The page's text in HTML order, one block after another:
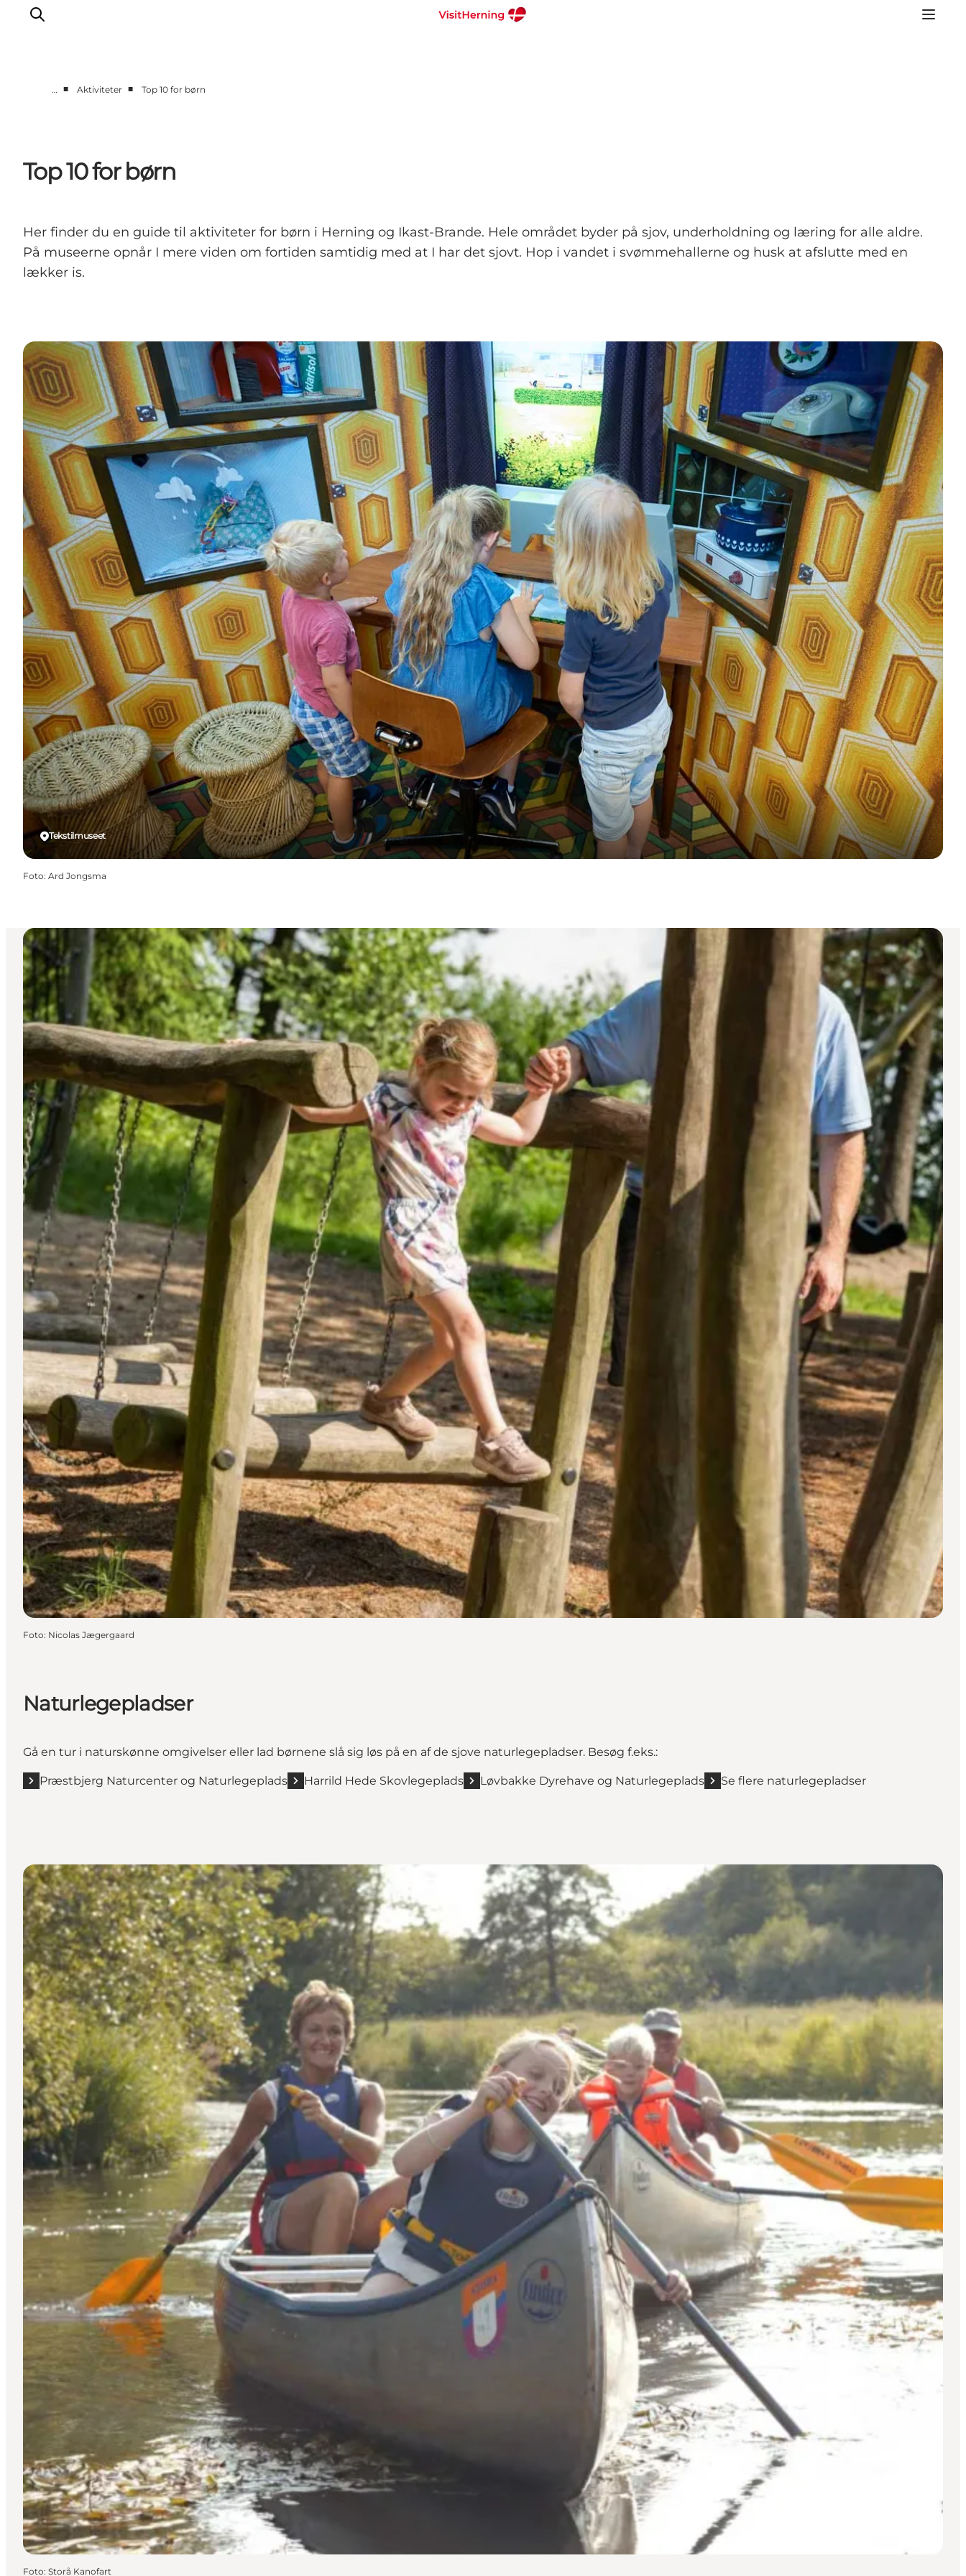
Kunstlandet
Se og oplev
Sov godt
Book overnatning
… ■ Aktiviteter ■ Top 10 for børn
Top 10 for børn
Her finder du en guide til aktiviteter for børn i Herning og Ikast-Brande. Hele området byder på sjov, underholdning og læring for alle aldre.
På museerne opnår I mere viden om fortiden samtidig med at I har det sjovt. Hop i vandet i svømmehallerne og husk at afslutte med en
lækker is.
Tekstilmuseet
Foto: Ard Jongsma
Foto: Nicolas Jægergaard
Naturlegepladser
Gå en tur i naturskønne omgivelser eller lad børnene slå sig løs på en af de sjove naturlegepladser. Besøg f.eks.:
Præstbjerg Naturcenter og Naturlegeplads Harrild Hede Skovlegeplads Løvbakke Dyrehave og Naturlegeplads Se flere naturlegepladser
Foto: Storå Kanofart